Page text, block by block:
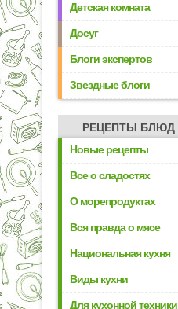
Детская комната
Досуг
Блоги экспертов
Звездные блоги
РЕЦЕПТЫ БЛЮД
Новые рецепты
Все о сладостях
О морепродуктах
Вся правда о мясе
Национальная кухня
Виды кухни
Для кухонной техники